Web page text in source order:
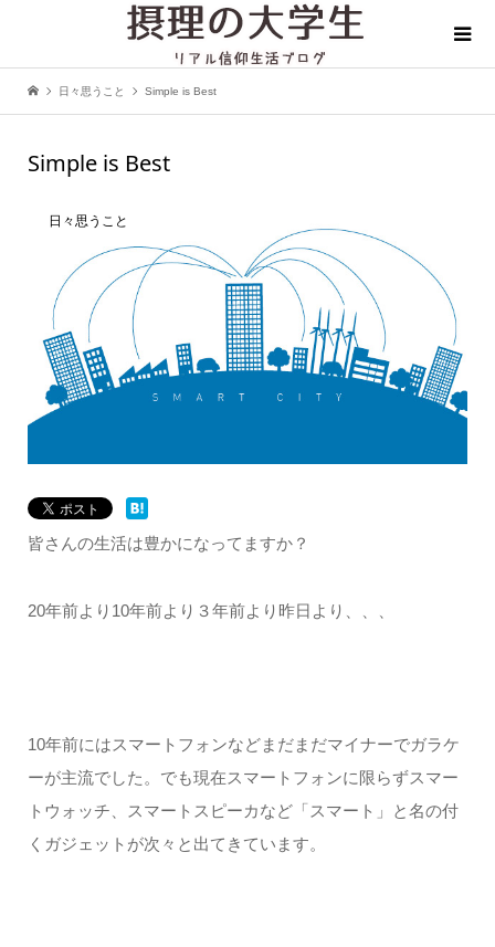
日々思うこと Simple is Best
Simple is Best
日々思うこと
皆さんの生活は豊かになってますか？
20年前より10年前より３年前より昨日より、、、
10年前にはスマートフォンなどまだまだマイナーでガラケ
ーが主流でした。でも現在スマートフォンに限らずスマー
トウォッチ、スマートスピーカなど「スマート」と名の付
くガジェットが次々と出てきています。